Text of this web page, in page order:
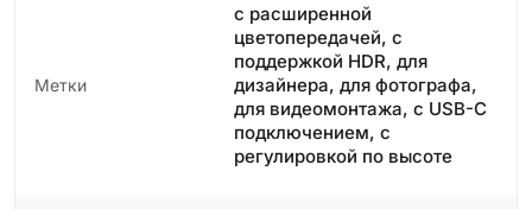
Метки
с расширенной
цветопередачей, с
поддержкой HDR, для
дизайнера, для фотографа,
для видеомонтажа, с USB-C
подключением, с
регулировкой по высоте